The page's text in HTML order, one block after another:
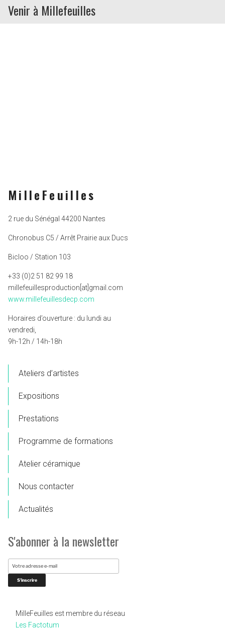
Venir à Millefeuilles
MilleFeuilles
2 rue du Sénégal 44200 Nantes
Chronobus C5 / Arrêt Prairie aux Ducs
Bicloo / Station 103
+33 (0)2 51 82 99 18
millefeuillesproduction[at]gmail.com
www.millefeuillesdecp.com
Horaires d’ouverture : du lundi au
vendredi,
9h-12h / 14h-18h
Ateliers d’artistes
Expositions
Prestations
Programme de formations
Atelier céramique
Nous contacter
Actualités
S'abonner à la newsletter
MilleFeuilles est membre du réseau
Les Factotum